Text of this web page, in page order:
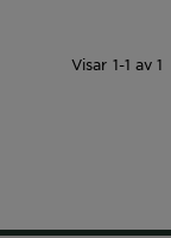
Visar 1-1 av 1